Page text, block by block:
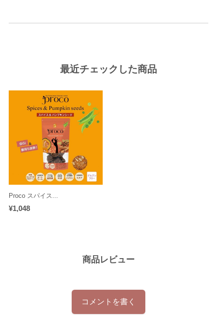
最近チェックした商品
Proco スパイス...
¥1,048
商品レビュー
コメントを書く